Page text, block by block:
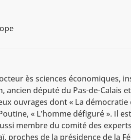
ès sciences économiques,
ancien député du Pas-de-Calais
ouvrages dont « La démocratie
« L’homme défiguré ». Il
membre du comité des
proches de la présidence de la